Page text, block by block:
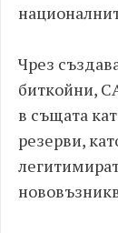
Чрез
биткойни,
в същата
резерви,